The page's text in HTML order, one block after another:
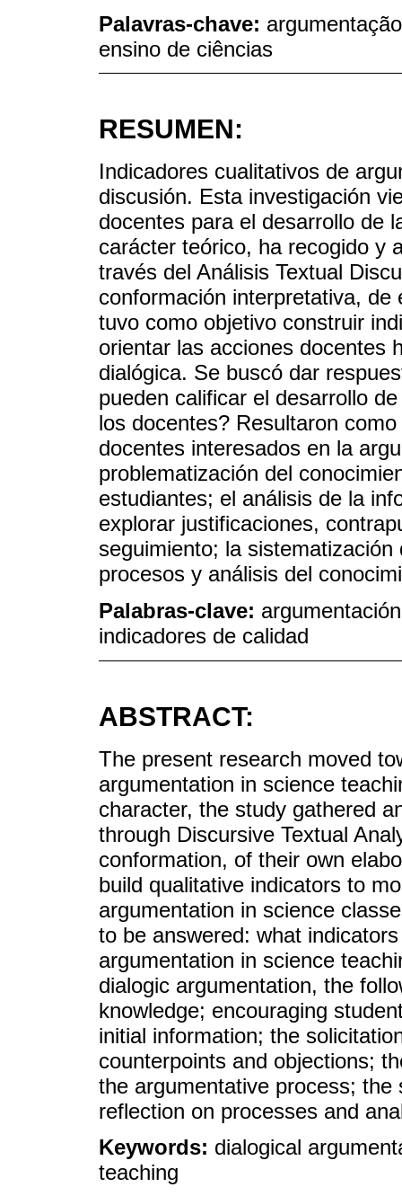
Palavras-chave:
ensino de ciências
RESUMEN:
Indicadores cualitativos de
discusión. Esta investigación
docentes para el desarrollo de
carácter teórico, ha recogido y
través del Análisis Textual
conformación interpretativa,
tuvo como objetivo construir
orientar las acciones docentes
dialógica. Se buscó dar
pueden calificar el desarrollo
los docentes? Resultaron
docentes interesados en la
problematización del
estudiantes; el análisis de la
explorar justificaciones,
seguimiento; la
procesos y análisis del
Palabras-clave:
indicadores de calidad
ABSTRACT:
The present research moved
argumentation in science
character, the study gathered
through Discursive Textual
conformation, of their own
build qualitative indicators to
argumentation in science
to be answered: what
argumentation in science
dialogic argumentation, the
knowledge; encouraging
initial information; the
counterpoints and objections;
the argumentative process;
reflection on processes and
Keywords: dialogical
teaching